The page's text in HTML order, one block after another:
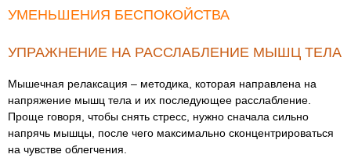
УМЕНЬШЕНИЯ БЕСПОКОЙСТВА
УПРАЖНЕНИЕ НА РАССЛАБЛЕНИЕ МЫШЦ ТЕЛА
Мышечная релаксация – методика, которая направлена на
напряжение мышц тела и их последующее расслабление.
Проще говоря, чтобы снять стресс, нужно сначала сильно
напрячь мышцы, после чего максимально сконцентрироваться
на чувстве облегчения.